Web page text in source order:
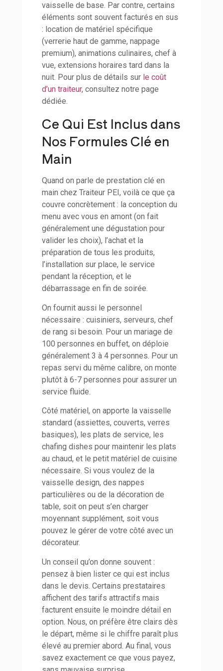
vaisselle de base. Par contre, certains
éléments sont souvent facturés en sus
: location de matériel spécifique
(verrerie haut de gamme, nappage
premium), animations culinaires, chef à
vue, extensions horaires tard dans la
nuit. Pour plus de détails sur le coût
d’un traiteur, consultez notre page
dédiée.
Ce Qui Est Inclus dans
Nos Formules Clé en
Main
Quand on parle de prestation clé en
main chez Traiteur PEI, voilà ce que ça
couvre concrètement : la conception du
menu avec vous en amont (on fait
généralement une dégustation pour
valider les choix), l’achat et la
préparation de tous les produits,
l’installation sur place, le service
pendant la réception, et le
débarrassage en fin de soirée.
On fournit aussi le personnel
nécessaire : cuisiniers, serveurs, chef
de rang si besoin. Pour un mariage de
100 personnes en buffet, on déploie
généralement 3 à 4 personnes. Pour un
repas servi du même calibre, on monte
plutôt à 6-7 personnes pour assurer un
service fluide.
Côté matériel, on apporte la vaisselle
standard (assiettes, couverts, verres
basiques), les plats de service, les
chafing dishes pour maintenir les plats
au chaud, et le petit matériel de cuisine
nécessaire. Si vous voulez de la
vaisselle design, des nappes
particulières ou de la décoration de
table, soit on peut s’en charger
moyennant supplément, soit vous
pouvez le gérer de votre côté avec un
décorateur.
Un conseil qu’on donne souvent :
pensez à bien lister ce qui est inclus
dans le devis. Certains prestataires
affichent des tarifs attractifs mais
facturent ensuite le moindre détail en
option. Nous, on préfère être clairs dès
le départ, même si le chiffre paraît plus
élevé au premier abord. Au final, vous
savez exactement ce que vous payez,